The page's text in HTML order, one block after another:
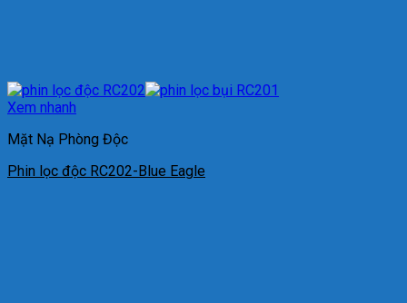
Xem nhanh
Mặt Nạ Phòng Độc
Phin lọc độc RC202-Blue Eagle